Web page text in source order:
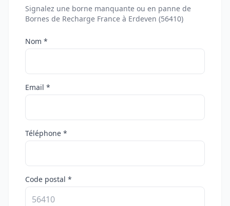
Signalez une borne manquante ou en panne de
Bornes de Recharge France à Erdeven (56410)
Nom *
Email *
Téléphone *
Code postal *